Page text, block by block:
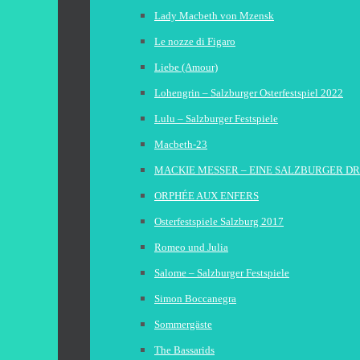
Lady Macbeth von Mzensk
Le nozze di Figaro
Liebe (Amour)
Lohengrin – Salzburger Osterfestspiel 2022
Lulu – Salzburger Festspiele
Macbeth-23
MACKIE MESSER – EINE SALZBURGER
ORPHÉE AUX ENFERS
Osterfestspiele Salzburg 2017
Romeo und Julia
Salome – Salzburger Festspiele
Simon Boccanegra
Sommergäste
The Bassarids